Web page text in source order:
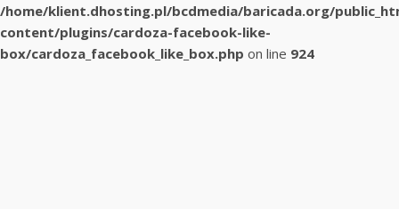
/home/klient.dhosting.pl/bcdmedia/baricada.org/
content/plugins/cardoza-facebook-like-
box/cardoza_facebook_like_box.php on line 924